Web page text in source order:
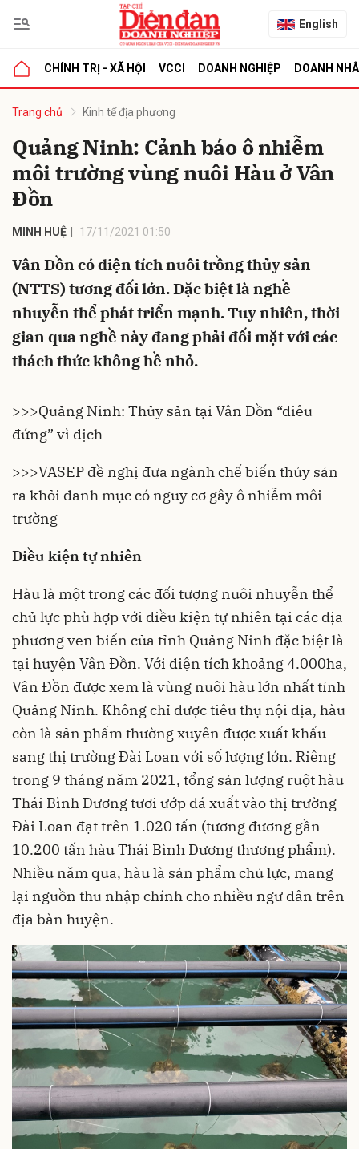
English
CHÍNH TRỊ - XÃ HỘI VCCI DOANH NGHIỆP DOANH
Trang chủ Kinh tế địa phương
Quảng Ninh: Cảnh báo ô nhiễm
môi trường vùng nuôi Hàu ở Vân
Đồn
MINH HUỆ 17/11/2021 01:50
Vân Đồn có diện tích nuôi trồng thủy sản
(NTTS) tương đối lớn. Đặc biệt là nghề
nhuyễn thể phát triển mạnh. Tuy nhiên, thời
gian qua nghề này đang phải đối mặt với các
thách thức không hề nhỏ.
>>>Quảng Ninh: Thủy sản tại Vân Đồn “điêu
đứng” vì dịch
>>>VASEP đề nghị đưa ngành chế biến thủy sản
ra khỏi danh mục có nguy cơ gây ô nhiễm môi
trường
Điều kiện tự nhiên
Hàu là một trong các đối tượng nuôi nhuyễn thể
chủ lực phù hợp với điều kiện tự nhiên tại các địa
phương ven biển của tỉnh Quảng Ninh đặc biệt là
tại huyện Vân Đồn. Với diện tích khoảng 4.000ha,
Vân Đồn được xem là vùng nuôi hàu lớn nhất tỉnh
Quảng Ninh. Không chỉ được tiêu thụ nội địa, hàu
còn là sản phẩm thường xuyên được xuất khẩu
sang thị trường Đài Loan với số lượng lớn. Riêng
trong 9 tháng năm 2021, tổng sản lượng ruột hàu
Thái Bình Dương tươi ướp đá xuất vào thị trường
Đài Loan đạt trên 1.020 tấn (tương đương gần
10.200 tấn hàu Thái Bình Dương thương phẩm).
Nhiều năm qua, hàu là sản phẩm chủ lực, mang
lại nguồn thu nhập chính cho nhiều ngư dân trên
địa bàn huyện.
luận
Hủy